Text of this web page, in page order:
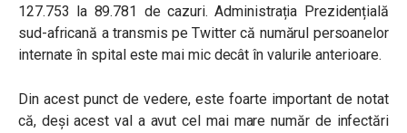
127.753 la 89.781 de cazuri. Administrația Prezidențială
sud-africană a transmis pe Twitter că numărul persoanelor
internate în spital este mai mic decât în valurile anterioare.
Din acest punct de vedere, este foarte important de notat
că, deși acest val a avut cel mai mare număr de infectări